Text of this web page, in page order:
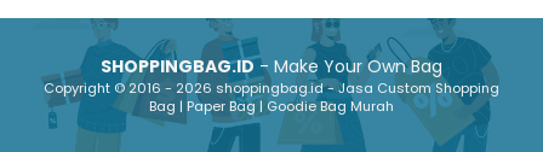
SHOPPINGBAG.ID- Make Your Own Bag
Copyright © 2016 - 2026 shoppingbag.id - Jasa Custom Shopping
Bag | Paper Bag | Goodie Bag Murah